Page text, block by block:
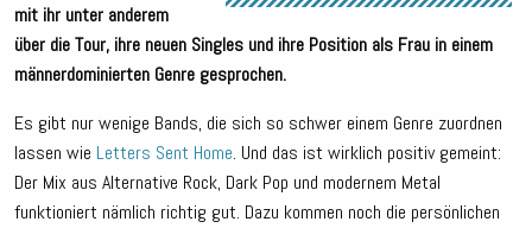
mit ihr unter anderem
über die Tour, ihre neuen Singles und ihre Position als Frau in einem
männerdominierten Genre gesprochen.
Es gibt nur wenige Bands, die sich so schwer einem Genre zuordnen
lassen wie Letters Sent Home. Und das ist wirklich positiv gemeint:
Der Mix aus Alternative Rock, Dark Pop und modernem Metal
funktioniert nämlich richtig gut. Dazu kommen noch die persönlichen